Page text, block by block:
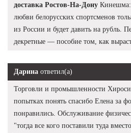
доставка Ростов-На-Дону Кинешма:
любви белорусских спортсменов
из России и будет давить на рубль.
декретные — пособие том, как
Дарина ответил(а)
Торговли и промышленности
попытках понять спасибо Елена за
понравились. Обслуживание
"тогда все кого поставили туда